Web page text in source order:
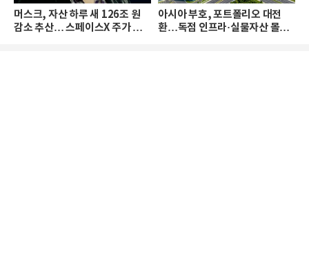
머스크, 자산 하루 새 126조 원
감소 추산… 스페이스X 주가 하
아시아 부호, 포트폴리오 대전
환…독점 인프라·실물자산 몰린